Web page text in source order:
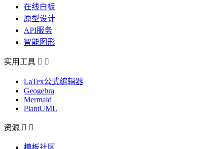
在线白板
原型设计
API服务
智能图形
实用工具  
LaTex公式编辑器
Geogebra
Mermaid
PlantUML
资源  
模板社区